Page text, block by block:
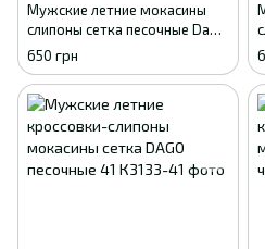
Мужские летние мокасины
слипоны сетка песочные Dago
Style 41 - 27см
650 грн